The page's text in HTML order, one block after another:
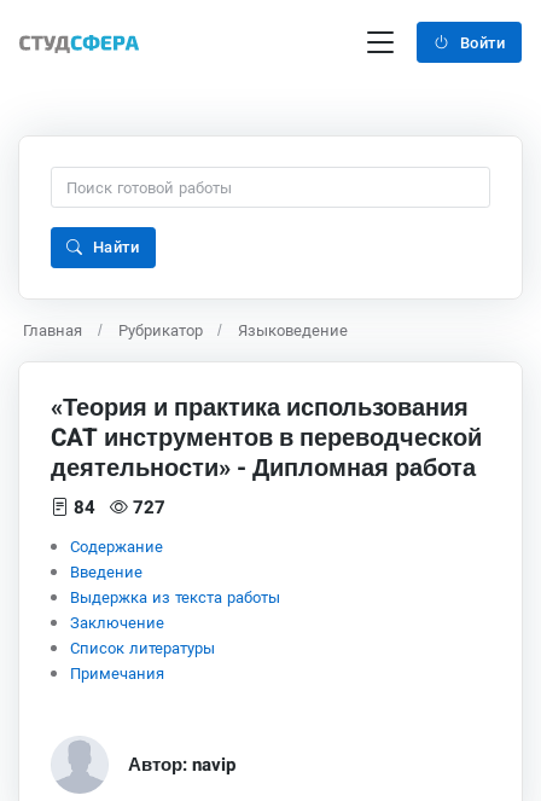
Войти
Найти
Главная Рубрикатор Языковедение
«Теория и практика использования
CAT инструментов в переводческой
деятельности» - Дипломная работа
84 727
Содержание
Введение
Выдержка из текста работы
Заключение
Список литературы
Примечания
Автор: navip